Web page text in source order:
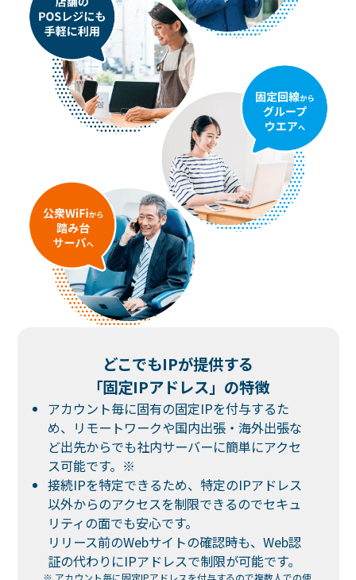
どこでもIPが提供する
「固定IPアドレス」の特徴
アカウント毎に固有の固定IPを付与するた
め、リモートワークや国内出張・海外出張な
ど出先からでも社内サーバーに簡単にアクセ
ス可能です。※
接続IPを特定できるため、特定のIPアドレス
以外からのアクセスを制限できるのでセキュ
リティの面でも安心です。
リリース前のWebサイトの確認時も、Web認
証の代わりにIPアドレスで制限が可能です。
※ アカウント毎に固定IPアドレスを付与するので複数人での使